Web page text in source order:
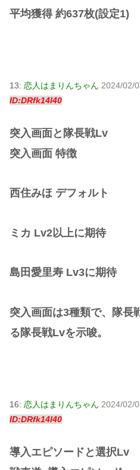
平均獲得 約637枚(設定1)
13: 恋人はまりんちゃん 2024/02/
ID:DRfk14l40
突入画面と隊長戦Lv
突入画面 特徴
西住みほ デフォルト
ミカ Lv2以上に期待
島田愛里寿 Lv3に期待
突入画面は3種類で、隊長
る隊長戦Lvを示唆。
16: 恋人はまりんちゃん 2024/02/
ID:DRfk14l40
導入エピソードと選択Lv